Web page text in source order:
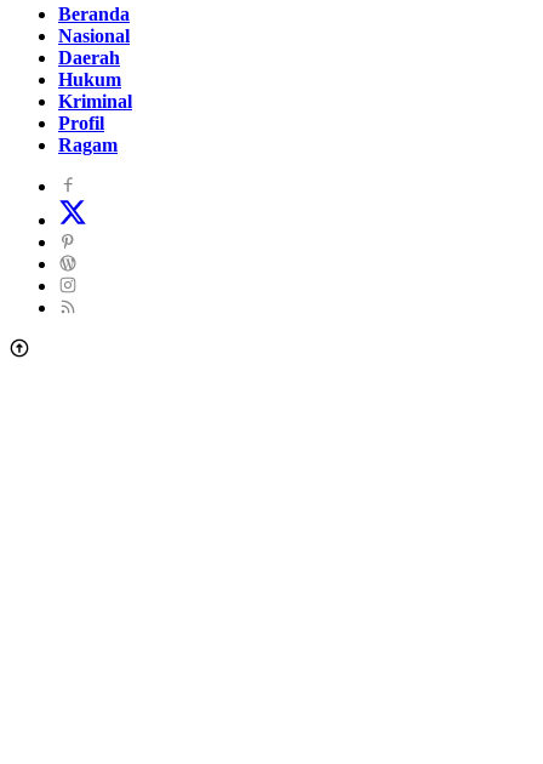
Beranda
Nasional
Daerah
Hukum
Kriminal
Profil
Ragam